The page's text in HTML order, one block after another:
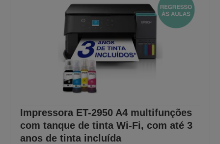
Impressora ET-2950 A4 multifunções
com tanque de tinta Wi-Fi, com até 3
anos de tinta incluída